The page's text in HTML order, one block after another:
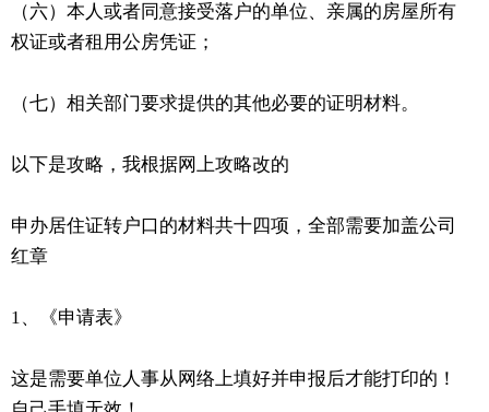
（六）本人或者同意接受落户的单位、亲属的房屋所有
权证或者租用公房凭证；
（七）相关部门要求提供的其他必要的证明材料。
以下是攻略，我根据网上攻略改的
申办居住证转户口的材料共十四项，全部需要加盖公司
红章
1、《申请表》
这是需要单位人事从网络上填好并申报后才能打印的！